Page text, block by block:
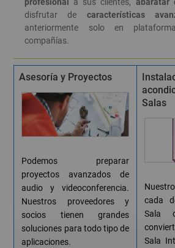
disfrutar de características
anteriormente solo en
compañías.
Asesoría y Proyectos
Podemos preparar
proyectos avanzados de
audio y videoconferencia.
Nuestros proveedores y
socios tienen grandes
soluciones para todo tipo de
aplicaciones.
Salas
cada
Sala
Sala